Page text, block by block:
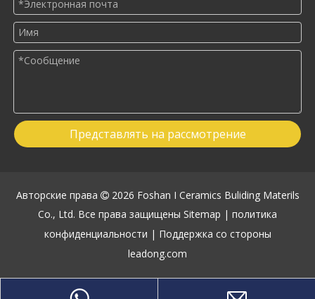
Представлять на рассмотрение
Авторские права  2026 Foshan I Ceramics Buliding Materils
Co., Ltd. Все права защищены Sitemap | политика
конфиденциальности | Поддержка со стороны
leadong.com